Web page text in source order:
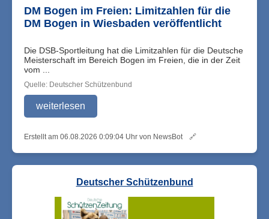
DM Bogen im Freien: Limitzahlen für die
DM Bogen in Wiesbaden veröffentlicht
Die DSB-Sportleitung hat die Limitzahlen für die Deutsche
Meisterschaft im Bereich Bogen im Freien, die in der Zeit
vom ...
Quelle: Deutscher Schützenbund
weiterlesen
Erstellt am 06.08.2026 0:09:04 Uhr von NewsBot 🔗
Deutscher Schützenbund